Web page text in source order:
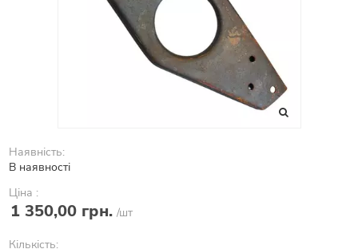
Наявність:
В наявності
Ціна :
1 350,00 грн. /шт
Кількість: